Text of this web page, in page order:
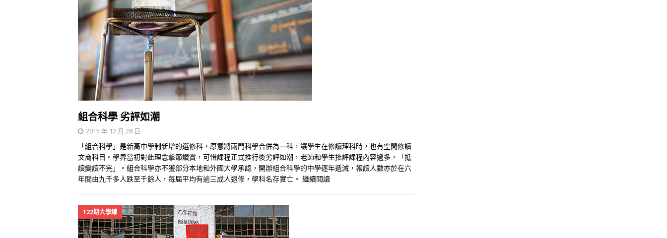
組合科學 劣評如潮
2015 年 12 月 28 日
「組合科學」是新高中學制新增的選修科，原意將兩門科學合併為一科，讓學生在修讀理科時，也有空間修讀
文商科目。學界當初對此理念擊節讚賞，可惜課程正式推行後劣評如潮，老師和學生批評課程內容過多，「抵
讀變讀不完」。組合科學亦不獲部分本地和外國大學承認，開辦組合科學的中學逐年遞減，報讀人數亦於在六
年間由九千多人跌至千餘人，每屆平均有逾三成人退修，學科名存實亡。 繼續閱讀
122期大學線